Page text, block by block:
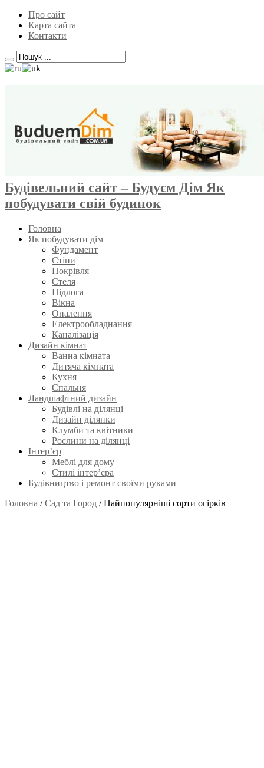
Про сайт
Карта сайта
Контакти
Будівельний сайт – Будуєм Дім Як
побудувати свій будинок
Головна
Як побудувати дім
Фундамент
Стіни
Покрівля
Стеля
Підлога
Вікна
Опалення
Електрообладнання
Каналізація
Дизайн кімнат
Ванна кімната
Дитяча кімната
Кухня
Спальня
Ландшафтний дизайн
Будівлі на ділянці
Дизайн ділянки
Клумби та квітники
Рослини на ділянці
Інтер’єр
Меблі для дому
Стилі інтер’єра
Будівництво і ремонт своїми руками
Головна /Сад та Город /Найпопулярніші сорти огірків